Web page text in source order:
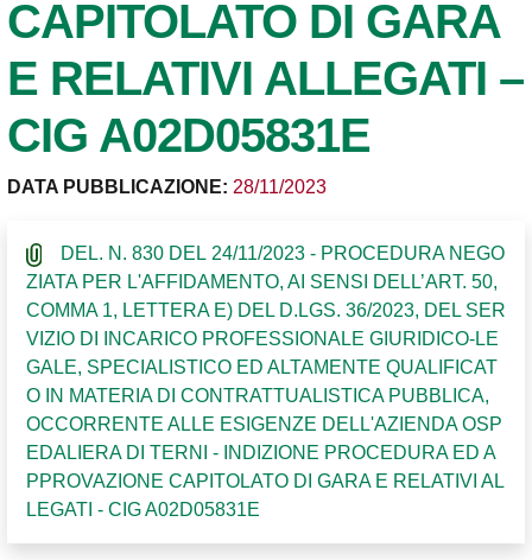
CAPITOLATO DI GARA
E RELATIVI ALLEGATI –
CIG A02D05831E
DATA PUBBLICAZIONE: 28/11/2023
DEL. N. 830 DEL 24/11/2023 - PROCEDURA NEGO
ZIATA PER L'AFFIDAMENTO, AI SENSI DELL’ART. 50,
COMMA 1, LETTERA E) DEL D.LGS. 36/2023, DEL SER
VIZIO DI INCARICO PROFESSIONALE GIURIDICO-LE
GALE, SPECIALISTICO ED ALTAMENTE QUALIFICAT
O IN MATERIA DI CONTRATTUALISTICA PUBBLICA,
OCCORRENTE ALLE ESIGENZE DELL'AZIENDA OSP
EDALIERA DI TERNI - INDIZIONE PROCEDURA ED A
PPROVAZIONE CAPITOLATO DI GARA E RELATIVI AL
LEGATI - CIG A02D05831E